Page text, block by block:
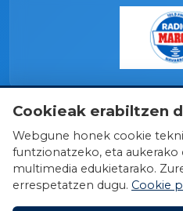
Cookieak erabiltzen
Webgune honek cookie
funtzionatzeko, eta aukerako
multimedia edukietarako.
errespetatzen dugu. Cookie